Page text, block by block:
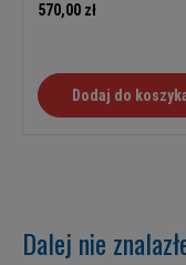
570,00 zł
Dodaj do
Dalej nie